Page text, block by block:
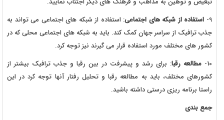
9- استفاده از شبکه های اجتماعی: استفاده از شبکه های اجتماعی می تواند به
جذب ترافیک از سراسر جهان کمک کند. باید به شبکه های اجتماعی محلی که در
کشور های مختلف مورد استفاده قرار می گیرند نیز توجه کرد.
10- مطالعه رقبا: برای رشد و پیشرفت در بین رقبا و جذب ترافیک بیشتر از
کشورهای مختلف، باید به مطالعه رقبا و تحلیل رفتار آنها توجه کرد در این
راستا برنامه ریزی درستی داشته باشید.
جمع بندی